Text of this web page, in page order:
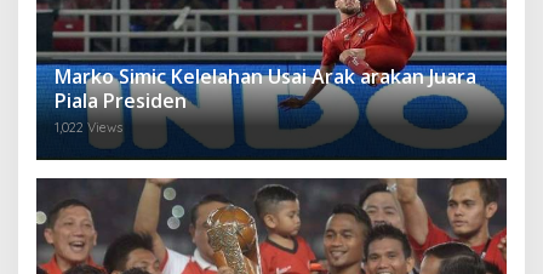
Marko Simic Kelelahan Usai Arak arakan Juara
Piala Presiden
1,022 Views